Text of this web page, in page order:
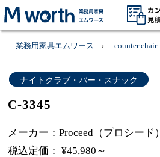
業務用家具エムワース counter chair
ナイトクラブ・バー・スナック
C-3345
メーカー：Proceed（プロシード）
税込定価： ¥45,980～